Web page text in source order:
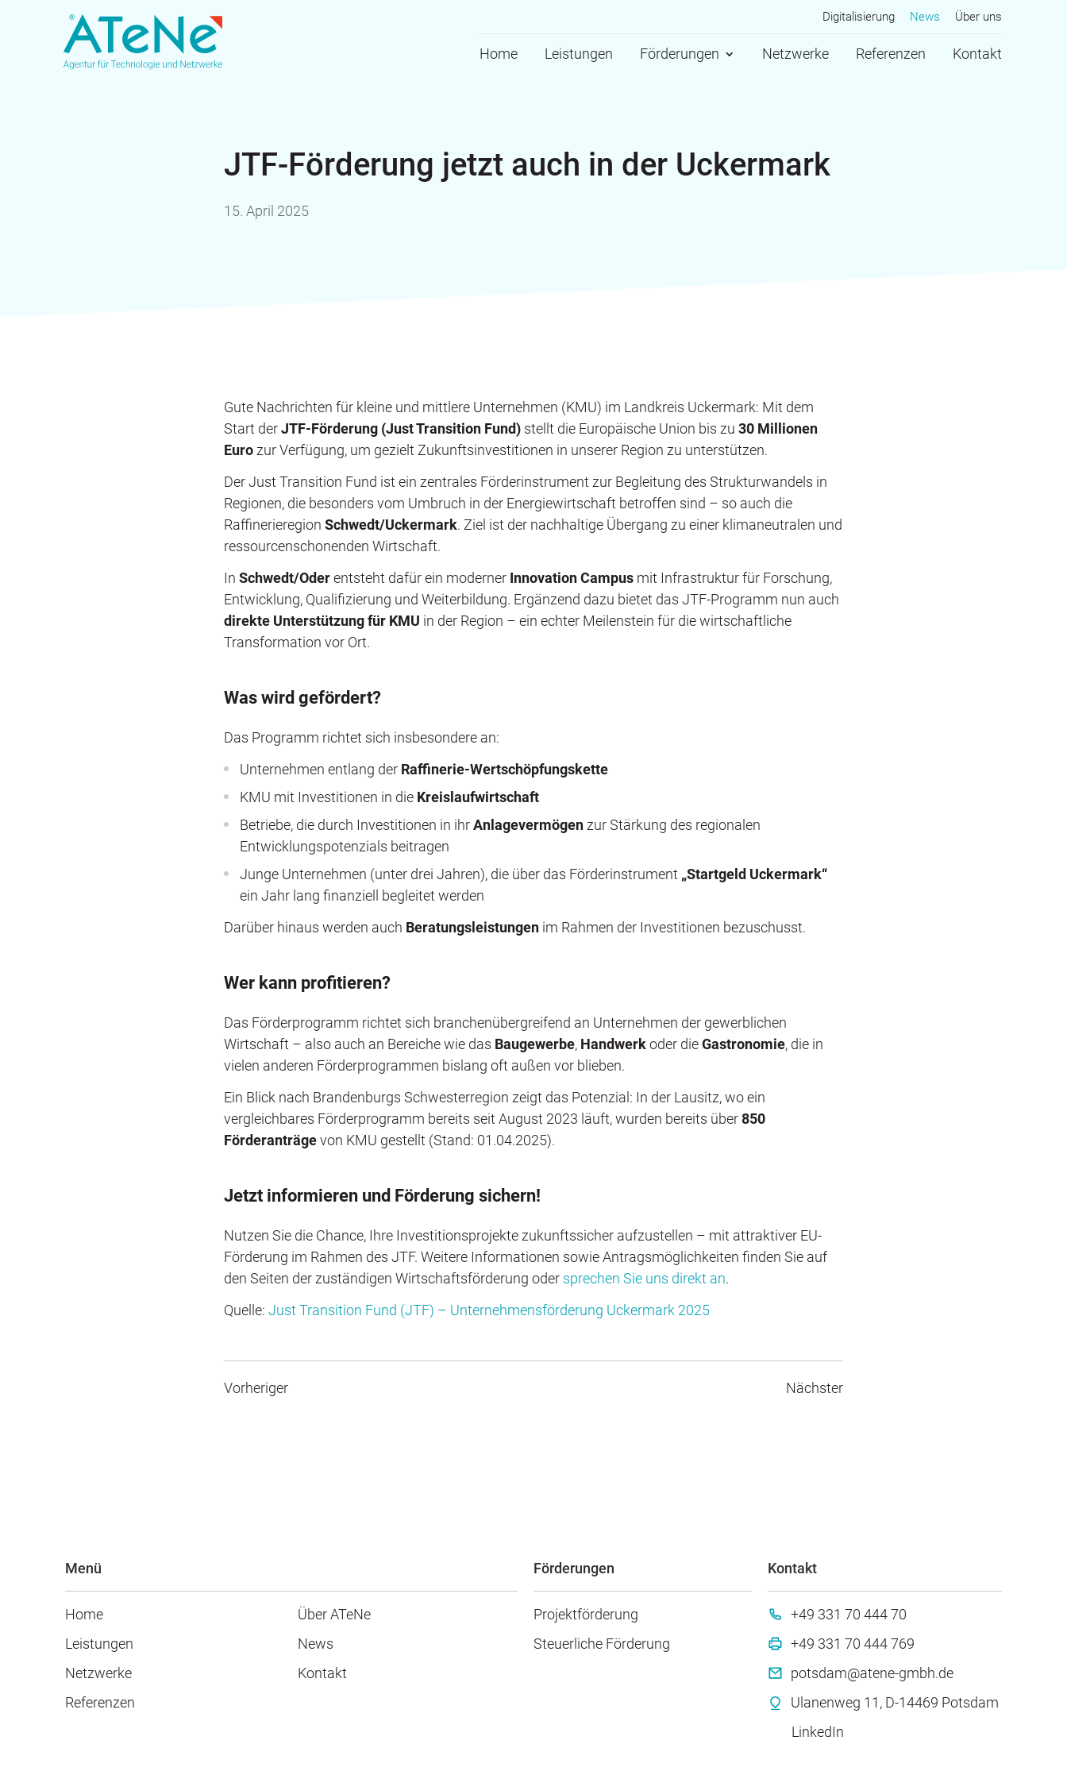
Digitalisierung News Über uns
Home Leistungen Förderungen Netzwerke Referenzen Kontakt
JTF-Förderung jetzt auch in der Uckermark
15. April 2025
Gute Nachrichten für kleine und mittlere Unternehmen (KMU) im Landkreis Uckermark: Mit dem
Start derJTF-Förderung (Just Transition Fund) stellt die Europäische Union bis zu 30 Millionen
Euro zur Verfügung, um gezielt Zukunftsinvestitionen in unserer Region zu unterstützen.
Der Just Transition Fund ist ein zentrales Förderinstrument zur Begleitung des Strukturwandels in
Regionen, die besonders vom Umbruch in der Energiewirtschaft betroffen sind – so auch die
Raffinerieregion Schwedt/Uckermark. Ziel ist der nachhaltige Übergang zu einer klimaneutralen und
ressourcenschonenden Wirtschaft.
In Schwedt/Oderentsteht dafür ein moderner Innovation Campus mit Infrastruktur für Forschung,
Entwicklung, Qualifizierung und Weiterbildung. Ergänzend dazu bietet das JTF-Programm nun auch
direkte Unterstützung für KMU in der Region – ein echter Meilenstein für die wirtschaftliche
Transformation vor Ort.
Was wird gefördert?
Das Programm richtet sich insbesondere an:
Unternehmen entlang der Raffinerie-Wertschöpfungskette
KMU mit Investitionen in die Kreislaufwirtschaft
Betriebe, die durch Investitionen in ihrAnlagevermögen zur Stärkung des regionalen
Entwicklungspotenzials beitragen
Junge Unternehmen (unter drei Jahren), die über das Förderinstrument „Startgeld Uckermark“
ein Jahr lang finanziell begleitet werden
Darüber hinaus werden auch Beratungsleistungen im Rahmen der Investitionen bezuschusst.
Wer kann profitieren?
Das Förderprogramm richtet sich branchenübergreifend an Unternehmen der gewerblichen
Wirtschaft – also auch an Bereiche wie das Baugewerbe, Handwerkoder dieGastronomie, die in
vielen anderen Förderprogrammen bislang oft außen vor blieben.
Ein Blick nach Brandenburgs Schwesterregion zeigt das Potenzial: In der Lausitz, wo ein
vergleichbares Förderprogramm bereits seit August 2023 läuft, wurden bereits über850
Förderanträgevon KMU gestellt (Stand: 01.04.2025).
Jetzt informieren und Förderung sichern!
Nutzen Sie die Chance, Ihre Investitionsprojekte zukunftssicher aufzustellen – mit attraktiver EU-
Förderung im Rahmen des JTF. Weitere Informationen sowie Antragsmöglichkeiten finden Sie auf
den Seiten der zuständigen Wirtschaftsförderung oder sprechen Sie uns direkt an.
Quelle: Just Transition Fund (JTF) – Unternehmensförderung Uckermark 2025
Vorheriger Nächster
Menü
Home
Leistungen
Netzwerke
Referenzen
Über ATeNe
News
Kontakt
Förderungen
Projektförderung
Steuerliche Förderung
Kontakt
+49 331 70 444 70
+49 331 70 444 769
potsdam@atene-gmbh.de
Ulanenweg 11, D-14469 Potsdam
LinkedIn